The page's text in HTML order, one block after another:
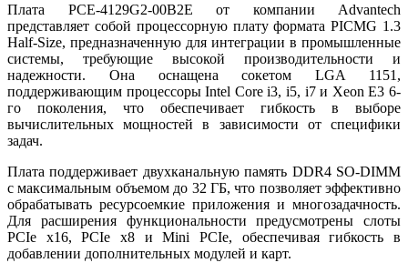
Плата PCE-4129G2-00B2E от компании Advantech
представляет собой процессорную плату формата PICMG 1.3
Half-Size, предназначенную для интеграции в промышленные
системы, требующие высокой производительности и
надежности. Она оснащена сокетом LGA 1151,
поддерживающим процессоры Intel Core i3, i5, i7 и Xeon E3 6-
го поколения, что обеспечивает гибкость в выборе
вычислительных мощностей в зависимости от специфики
задач.
Плата поддерживает двухканальную память DDR4 SO-DIMM
с максимальным объемом до 32 ГБ, что позволяет эффективно
обрабатывать ресурсоемкие приложения и многозадачность.
Для расширения функциональности предусмотрены слоты
PCIe x16, PCIe x8 и Mini PCIe, обеспечивая гибкость в
добавлении дополнительных модулей и карт.